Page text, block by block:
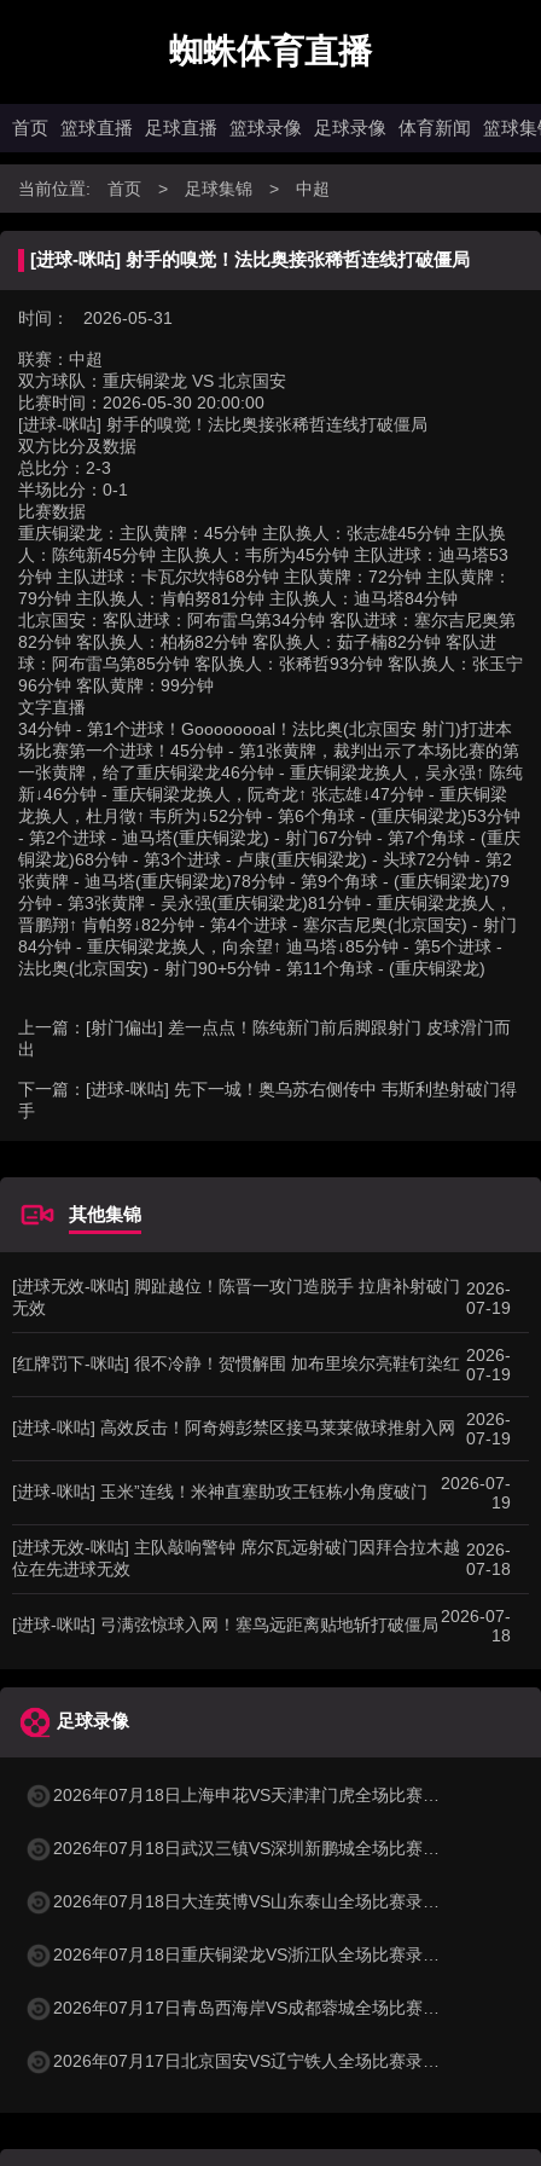
蜘蛛体育直播
首页 篮球直播 足球直播 篮球录像 足球录像 体育新闻 篮球集
当前位置: 首页 > 足球集锦 > 中超
[进球-咪咕] 射手的嗅觉！法比奥接张稀哲连线打破僵局
时间： 2026-05-31
联赛： 中超
双方球队： 重庆铜梁龙 VS 北京国安
比赛时间： 2026-05-30 20:00:00
[进球-咪咕] 射手的嗅觉！法比奥接张稀哲连线打破僵局
双方比分及数据
总比分：2-3
半场比分：0-1
比赛数据
重庆铜梁龙：主队黄牌：45分钟 主队换人：张志雄45分钟 主队换
人：陈纯新45分钟 主队换人：韦所为45分钟 主队进球：迪马塔53
分钟 主队进球：卡瓦尔坎特68分钟 主队黄牌：72分钟 主队黄牌：
79分钟 主队换人：肯帕努81分钟 主队换人：迪马塔84分钟
北京国安：客队进球：阿布雷乌第34分钟 客队进球：塞尔吉尼奥第
82分钟 客队换人：柏杨82分钟 客队换人：茹子楠82分钟 客队进
球：阿布雷乌第85分钟 客队换人：张稀哲93分钟 客队换人：张玉宁
96分钟 客队黄牌：99分钟
文字直播
34分钟 - 第1个进球！Goooooooal！法比奥(北京国安 射门)打进本
场比赛第一个进球！45分钟 - 第1张黄牌，裁判出示了本场比赛的第
一张黄牌，给了重庆铜梁龙46分钟 - 重庆铜梁龙换人，吴永强↑ 陈纯
新↓46分钟 - 重庆铜梁龙换人，阮奇龙↑ 张志雄↓47分钟 - 重庆铜梁
龙换人，杜月徵↑ 韦所为↓52分钟 - 第6个角球 - (重庆铜梁龙)53分钟
- 第2个进球 - 迪马塔(重庆铜梁龙) - 射门67分钟 - 第7个角球 - (重庆
铜梁龙)68分钟 - 第3个进球 - 卢康(重庆铜梁龙) - 头球72分钟 - 第2
张黄牌 - 迪马塔(重庆铜梁龙)78分钟 - 第9个角球 - (重庆铜梁龙)79
分钟 - 第3张黄牌 - 吴永强(重庆铜梁龙)81分钟 - 重庆铜梁龙换人，
晋鹏翔↑ 肯帕努↓82分钟 - 第4个进球 - 塞尔吉尼奥(北京国安) - 射门
84分钟 - 重庆铜梁龙换人，向余望↑ 迪马塔↓85分钟 - 第5个进球 -
法比奥(北京国安) - 射门90+5分钟 - 第11个角球 - (重庆铜梁龙)
上一篇： [射门偏出] 差一点点！陈纯新门前后脚跟射门 皮球滑门而
出
下一篇： [进球-咪咕] 先下一城！奥乌苏右侧传中 韦斯利垫射破门得
手
其他集锦
[进球无效-咪咕] 脚趾越位！陈晋一攻门造脱手 拉唐补射破门
无效
2026-
07-19
[红牌罚下-咪咕] 很不冷静！贺惯解围 加布里埃尔亮鞋钉染红 2026-
07-19
[进球-咪咕] 高效反击！阿奇姆彭禁区接马莱莱做球推射入网
2026-
07-19
[进球-咪咕] 玉米”连线！米神直塞助攻王钰栋小角度破门
2026-07-
19
[进球无效-咪咕] 主队敲响警钟 席尔瓦远射破门因拜合拉木越
位在先进球无效
2026-
07-18
[进球-咪咕] 弓满弦惊球入网！塞鸟远距离贴地斩打破僵局 2026-07-
18
足球录像
2026年07月18日上海申花VS天津津门虎全场比赛录像回放
2026年07月18日武汉三镇VS深圳新鹏城全场比赛录像回放
2026年07月18日大连英博VS山东泰山全场比赛录像回放
2026年07月18日重庆铜梁龙VS浙江队全场比赛录像回放
2026年07月17日青岛西海岸VS成都蓉城全场比赛录像回放
2026年07月17日北京国安VS辽宁铁人全场比赛录像回放